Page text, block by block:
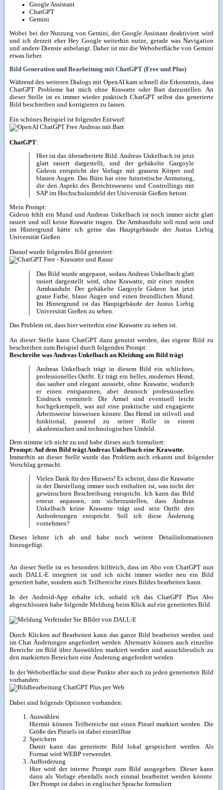
Google Assistant
ChatGPT
Gemini
Wobei bei der Nutzung von Gemini, der Google Assistant deaktiviert wird
und ich derzeit eher Hey Google weiterhin nutze, gerade was Navigation
und andere Dienste anbelangt. Daher ist mir die Weboberfläche von Gemini
etwas lieber.
Bild Generation und Bearbeitung mit ChatGPT (Free und Plus)
Während des weiteren Dialogs mit OpenAI kam schnell die Erkenntnis, dass
ChatGPT Probleme hat mich ohne Krawatte oder Bart darzustellen. An
dieser Stelle ist es immer wieder praktisch ChatGPT selbst das generierte
Bild beschreiben und korrigieren zu lassen.
Ein schönes Beispiel ist folgender Entwurf:
ChatGPT:
Hier ist das überarbeitete Bild. Andreas Unkelbach ist jetzt
glatt rasiert dargestellt, und der gehäkelte Gargoyle
Gideon entspricht der Vorlage mit grauem Körper und
blauen Augen. Das Büro hat eine futuristische Anmutung,
die den Aspekt des Berichtswesens und Controllings mit
SAP im Hochschulumfeld der Universität Gießen betont.
Mein Prompt:
Gideon fehlt ein Mund und Andreas Unkelbach ist noch immer nicht glatt
rasiert und soll keine Krawatte tragen. Die Armbanduhr soll rund sein und
im Hintergrund hätte ich gerne das Hauptgebäude der Justus Liebig
Universität Gießen
Darauf wurde folgendes Bild generiert:
Das Bild wurde angepasst, sodass Andreas Unkelbach glatt
rasiert dargestellt wird, ohne Krawatte, mit einer runden
Armbanduhr. Der gehäkelte Gargoyle Gideon hat jetzt
graue Farbe, blaue Augen und einen freundlichen Mund.
Im Hintergrund ist das Hauptgebäude der Justus Liebig
Universität Gießen zu sehen.
Das Problem ist, dass hier weiterhin eine Krawatte zu sehen ist.
An dieser Stelle kann ChatGPT dazu genutzt werden, das eigene Bild zu
beschreiben zum Beispiel durch folgenden Prompt:
Beschreibe was Andreas Unkelbach an Kleidung am Bild trägt
Andreas Unkelbach trägt in diesem Bild ein schlichtes,
professionelles Outfit. Er trägt ein helles, modernes Hemd,
das sauber und elegant aussieht, ohne Krawatte, wodurch
er einen entspannten, aber dennoch professionellen
Eindruck vermittelt. Die Ärmel sind eventuell leicht
hochgekrempelt, was auf eine praktische und engagierte
Arbeitsweise hinweisen könnte. Das Hemd ist stilvoll und
funktional, passend zu seiner Rolle in einem
akademischen und technologischen Umfeld.
Dem stimme ich nicht zu und habe dieses auch formuliert:
Prompt: Auf dem Bild trägt Andreas Unkelbach eine Krawatte.
Immerhin an dieser Stelle wurde das Problem auch erkannt und folgender
Vorschlag gemacht.
Vielen Dank für den Hinweis! Es scheint, dass die Krawatte
in der Darstellung immer noch enthalten ist, was nicht der
gewünschten Beschreibung entspricht. Ich kann das Bild
erneut anpassen, um sicherzustellen, dass Andreas
Unkelbach keine Krawatte trägt und sein Outfit den
Anforderungen entspricht. Soll ich diese Änderung
vornehmen?
Dieses lehnte ich ab und habe noch weitere Detailinformationen
hinzugefügt.
An dieser Stelle ist es besonders hilfreich, dass im Abo von ChatGPT nun
auch DALL-E integriert ist und ich nicht immer wieder neu ein Bild
generiert habe, sondern auch Teilbereiche eines Bildes bearbeiten kann.
In der Android-App erhalte ich, sobald ich das ChatGPT Plus Abo
abgeschlossen habe folgende Meldung beim Klick auf ein generiertes Bild.
Durch Klicken auf Bearbeiten kann das ganze Bild bearbeitet werden und
im Chat Änderungen angefordert werden. Alternativ können auch einzelne
Bereiche im Bild über Auswöhlen markiert werden und ausschliesslich zu
den markierten Bereichen eine Änderung angefordert werden.
In der Weboberfläche sind diese Punkte aber auch zu jeden generierten Bild
vorhanden:
Dabei sind folgende Optionen vorhanden:
Auswählen
Hiermit können Teilbereiche mit einen Pinsel markiert werden. Die
Größe des Pinsels ist dabei einstellbar
Speichern
Damit kann das generierte Bild lokal gespeichert werden. Als
Format wird WEBP verwendet.
Aufforderung
Hier wird der interne Prompt zum Bild ausgegeben. Dieser kann
dann als Vorlage ebenfalls noch einmal bearbeitet werden könnte.
Der Prompt ist dabei in englischer Sprache formuliert